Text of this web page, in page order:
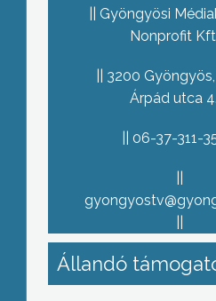
Gyöngyösi
Nonprofit
3200
Árpád utca 4.
06-37-311-
Állandó